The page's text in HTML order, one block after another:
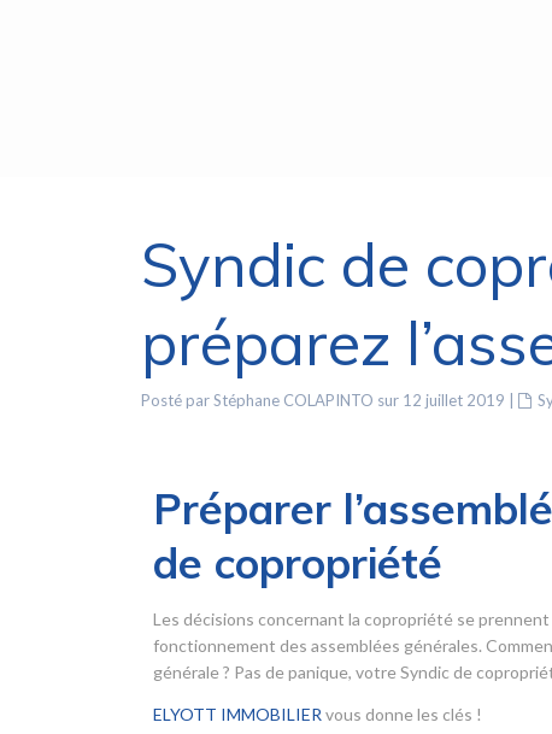
Syndic de
préparez
Posté par Stéphane COLAPINTO sur 12 juillet 2019
Préparer
de copropriété
Les décisions concernant la copropriété se
fonctionnement des assemblées générales.
générale ? Pas de panique, votre Syndic de
ELYOTT IMMOBILIER vous donne les clés !